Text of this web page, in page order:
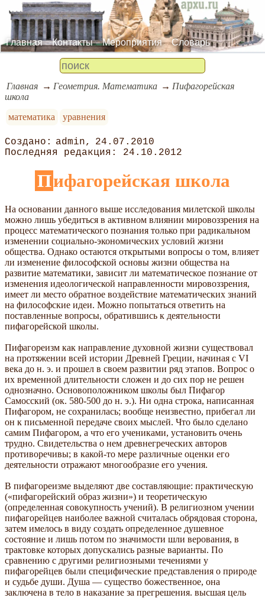
Главная Контакты Мероприятия Словарь
Главная Геометрия. Математика
Пифагорейская
школа
математика
уравнения
admin
24.07.2010
24.10.2012
Пифагорейская школа
На основании данного выше исследования милетской школы
можно лишь убедиться в активном влиянии мировоззрения на
процесс математического познания только при радикальном
изменении социально-экономических условий жизни
общества. Однако остаются открытыми вопросы о том, влияет
ли изменение философской основы жизни общества на
развитие математики, зависит ли математическое познание от
изменения идеологической направленности мировоззрения,
имеет ли место обратное воздействие математических знаний
на философские идеи. Можно попытаться ответить на
поставленные вопросы, обратившись к деятельности
пифагорейской школы.
Пифагореизм как направление духовной жизни существовал
на протяжении всей истории Древней Греции, начиная с VI
века до н. э. и прошел в своем развитии ряд этапов. Вопрос о
их временной длительности сложен и до сих пор не решен
однозначно. Основоположником школы был Пифагор
Самосский (ок. 580-500 до н. э.). Ни одна строка, написанная
Пифагором, не сохранилась; вообще неизвестно, прибегал ли
он к письменной передаче своих мыслей. Что было сделано
самим Пифагором, а что его учениками, установить очень
трудно. Свидетельства о нем древнегреческих авторов
противоречивы; в какой-то мере различные оценки его
деятельности отражают многообразие его учения.
В пифагореизме выделяют две составляющие: практическую
(«пифагорейский образ жизни») и теоретическую
(определенная совокупность учений). В религиозном учении
пифагорейцев наиболее важной считалась обрядовая сторона,
затем имелось в виду создать определенное душевное
состояние и лишь потом по значимости шли верования, в
трактовке которых допускались разные варианты. По
сравнению с другими религиозными течениями у
пифагорейцев были специфические представления о природе
и судьбе души. Душа — существо божественное, она
заключена в тело в наказание за прегрешения. высшая цель